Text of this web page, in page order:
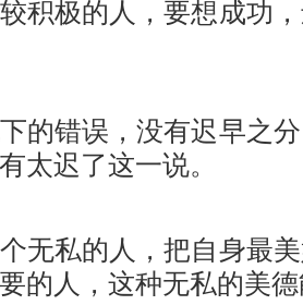
积极的人，要想成功
的错误，没有迟早之
太迟了这一说。
无私的人，把自身最
的人，这种无私的美